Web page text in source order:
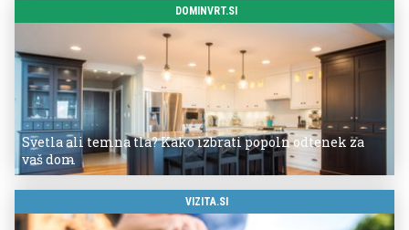
DOMINVRT.SI
Svetla ali temna tla? Kako izbrati popoln odtenek za
vaš dom
VIZITA.SI